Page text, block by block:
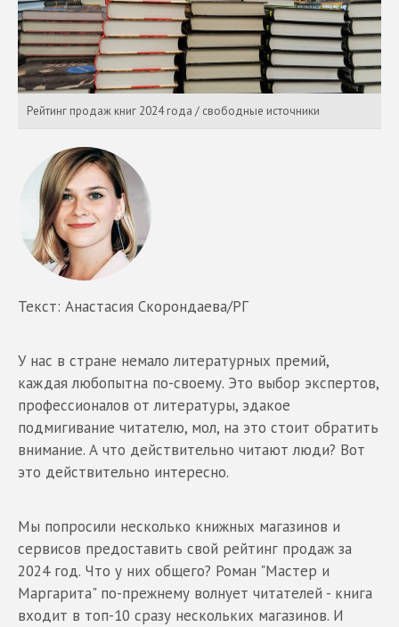
Рейтинг продаж книг 2024 года / свободные источники
Текст: Анастасия Скорондаева/РГ
У нас в стране немало литературных премий,
каждая любопытна по-своему. Это выбор экспертов,
профессионалов от литературы, эдакое
подмигивание читателю, мол, на это стоит обратить
внимание. А что действительно читают люди? Вот
это действительно интересно.
Мы попросили несколько книжных магазинов и
сервисов предоставить свой рейтинг продаж за
2024 год. Что у них общего? Роман "Мастер и
Маргарита" по-прежнему волнует читателей - книга
входит в топ-10 сразу нескольких магазинов. И